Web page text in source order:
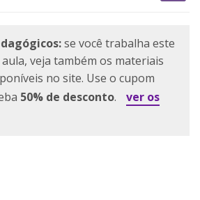
se você trabalha este
veja também os materiais
no site. Use o cupom
50% de desconto.
ver os